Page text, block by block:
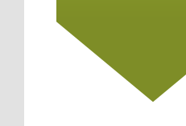
3 octobre 2019
La lutte contre les
discriminations